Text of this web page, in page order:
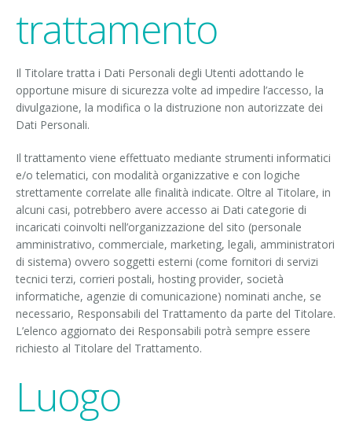
trattamento
Il Titolare tratta i Dati Personali degli Utenti adottando le
opportune misure di sicurezza volte ad impedire l’accesso, la
divulgazione, la modifica o la distruzione non autorizzate dei
Dati Personali.
Il trattamento viene effettuato mediante strumenti informatici
e/o telematici, con modalità organizzative e con logiche
strettamente correlate alle finalità indicate. Oltre al Titolare, in
alcuni casi, potrebbero avere accesso ai Dati categorie di
incaricati coinvolti nell’organizzazione del sito (personale
amministrativo, commerciale, marketing, legali, amministratori
di sistema) ovvero soggetti esterni (come fornitori di servizi
tecnici terzi, corrieri postali, hosting provider, società
informatiche, agenzie di comunicazione) nominati anche, se
necessario, Responsabili del Trattamento da parte del Titolare.
L’elenco aggiornato dei Responsabili potrà sempre essere
richiesto al Titolare del Trattamento.
Luogo